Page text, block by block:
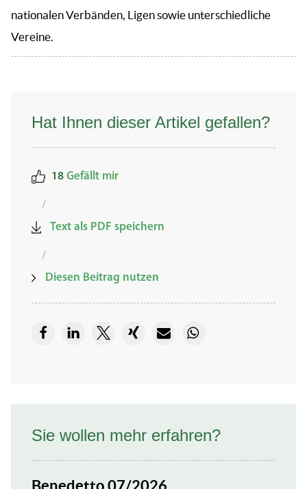
nationalen Verbänden, Ligen sowie unterschiedliche
Vereine.
Hat Ihnen dieser Artikel gefallen?
18 Gefällt mir
/
Text als PDF speichern
/
Diesen Beitrag nutzen
Sie wollen mehr erfahren?
Benedetto 07/2026